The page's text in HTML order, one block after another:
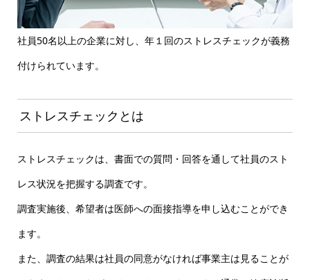
社員50名以上の企業に対し、年１回のストレスチェックが義務
付けられています。
ストレスチェックとは
ストレスチェックは、書面での質問・回答を通して社員のスト
レス状況を把握する調査です。
調査実施後、希望者は医師への面接指導を申し込むことができ
ます。
また、調査の結果は社員の同意がなければ事業主は見ることが